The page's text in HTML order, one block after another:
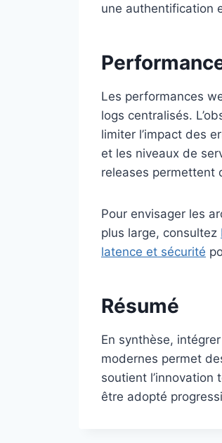
une authentification
Les performances
logs centralisés.
limiter l’impact des
et les niveaux de
releases permettent
Pour envisager les
plus large, consultez
latence et sécurité
Résumé
En synthèse,
modernes permet
soutient
être adopté